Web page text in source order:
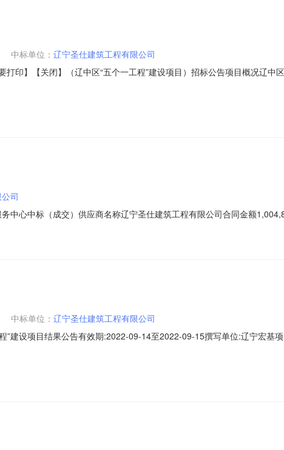
中标单位： 辽宁圣仕建筑工程有限公司
印】【关闭】（辽中区“五个一工程”建设项目）招标公告项目概况辽中
：1,010,000采购需求：查看增设“五个一”设施，即十字交叉路口：2套爆
司
中心中标（成交）供应商名称辽宁圣仕建筑工程有限公司合同金额
中标单位： 辽宁圣仕建筑工程有限公司
”建设项目结果公告有效期:2022-09-14至2022-09-15撰写单位:辽宁宏基
司供应商地址：中标（成交）金额：1,004,875（元）四、主要标的信息